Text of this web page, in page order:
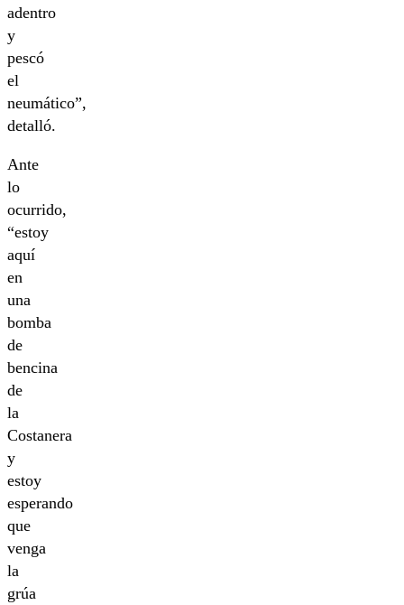
adentro
y
pescó
el
neumático”,
detalló.
Ante
lo
ocurrido,
“estoy
aquí
en
una
bomba
de
bencina
de
la
Costanera
y
estoy
esperando
que
venga
la
grúa